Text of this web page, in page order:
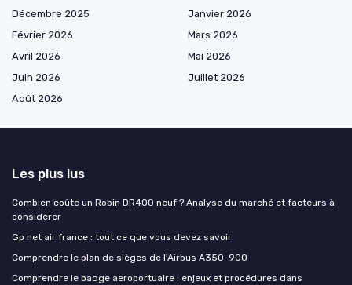
Décembre 2025
Janvier 2026
Février 2026
Mars 2026
Avril 2026
Mai 2026
Juin 2026
Juillet 2026
Août 2026
Les plus lus
Combien coûte un Robin DR400 neuf ? Analyse du marché et facteurs à
considérer
Gp net air france : tout ce que vous devez savoir
Comprendre le plan de sièges de l'Airbus A350-900
Comprendre le badge aeroportuaire : enjeux et procédures dans